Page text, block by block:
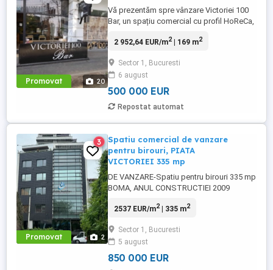
Promovat 20
Vă prezentăm spre vânzare Victoriei 100
Bar, un spațiu comercial cu profil HoReCa,
100, una dintre cele mai exclusiviste și
beneficiază de expunere excelentă, trafic
pietonal intens și acces facil către zonele
de ...
2 952,64 EUR/m2| 169 m2
Sector 1, Bucuresti
6 august
500 000 EUR
Repostat automat
Promovat 2
3
Spatiu comercial de vanzare
pentru birouri, PIATA
VICTORIEI 335 mp
DE VANZARE-Spatiu pentru birouri 335 mp
BOMA, ANUL CONSTRUCTIEI 2009
inchiria! Pret inchiriere: 4,999EUR/luna +
TVA Spatiu de birouri – inchiriere/vanzare
– in cladire de birouri, clasa Superioara, in
zona Piata Victoriei, ...
2537 EUR/m2| 335 m2
Sector 1, Bucuresti
5 august
850 000 EUR